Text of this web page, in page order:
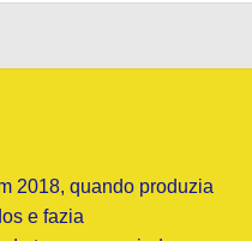
2018, quando produzia
e fazia